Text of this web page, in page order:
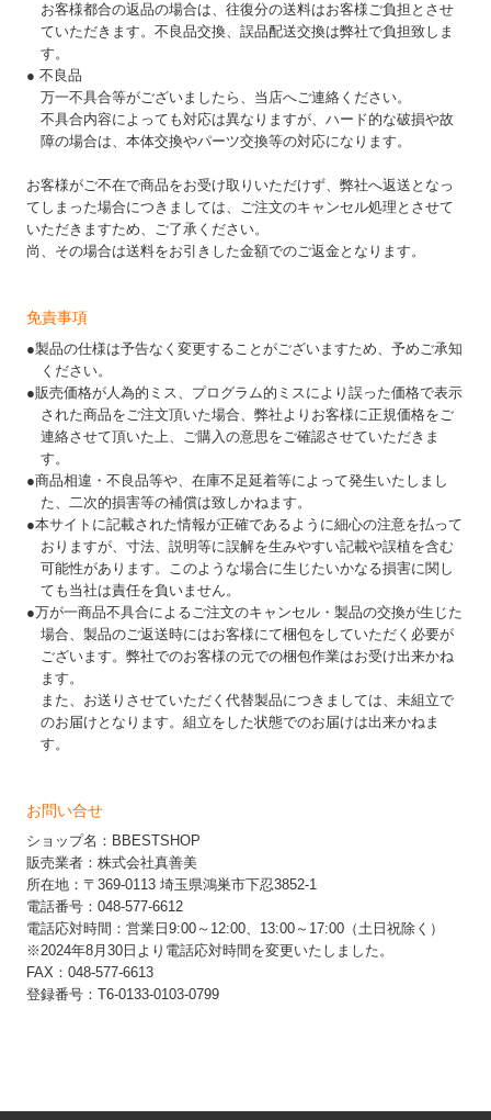
お客様都合の返品の場合は、往復分の送料はお客様ご負担とさせ
ていただきます。不良品交換、誤品配送交換は弊社で負担致しま
す。
● 不良品
万一不具合等がございましたら、当店へご連絡ください。
不具合内容によっても対応は異なりますが、ハード的な破損や故
障の場合は、本体交換やパーツ交換等の対応になります。
お客様がご不在で商品をお受け取りいただけず、弊社へ返送となっ
てしまった場合につきましては、ご注文のキャンセル処理とさせて
いただきますため、ご了承ください。
尚、その場合は送料をお引きした金額でのご返金となります。
免責事項
●製品の仕様は予告なく変更することがございますため、予めご承知
ください。
●販売価格が人為的ミス、プログラム的ミスにより誤った価格で表示
された商品をご注文頂いた場合、弊社よりお客様に正規価格をご
連絡させて頂いた上、ご購入の意思をご確認させていただきま
す。
●商品相違・不良品等や、在庫不足延着等によって発生いたしまし
た、二次的損害等の補償は致しかねます。
●本サイトに記載された情報が正確であるように細心の注意を払って
おりますが、寸法、説明等に誤解を生みやすい記載や誤植を含む
可能性があります。このような場合に生じたいかなる損害に関し
ても当社は責任を負いません。
●万が一商品不具合によるご注文のキャンセル・製品の交換が生じた
場合、製品のご返送時にはお客様にて梱包をしていただく必要が
ございます。弊社でのお客様の元での梱包作業はお受け出来かね
ます。
また、お送りさせていただく代替製品につきましては、未組立で
のお届けとなります。組立をした状態でのお届けは出来かねま
す。
お問い合せ
ショップ名：BBESTSHOP
販売業者：株式会社真善美
所在地：〒369-0113 埼玉県鴻巣市下忍3852-1
電話番号：048-577-6612
電話応対時間：営業日9:00～12:00、13:00～17:00（土日祝除く）
※2024年8月30日より電話応対時間を変更いたしました。
FAX：048-577-6613
登録番号：T6-0133-0103-0799